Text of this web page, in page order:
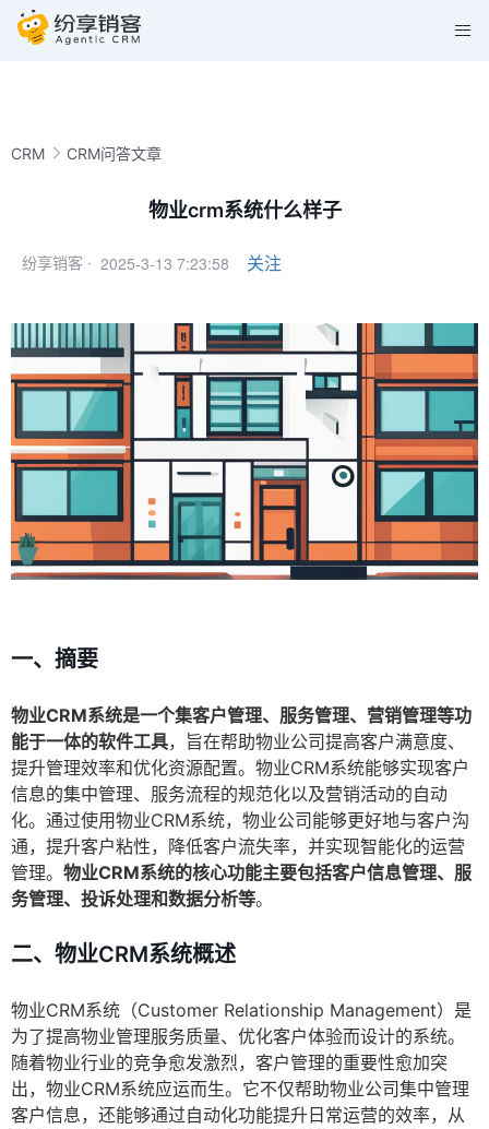
CRM CRM问答文章
物业crm系统什么样子
纷享销客 · 2025-3-13 7:23:58 关注
一、摘要
物业CRM系统是一个集客户管理、服务管理、营销管理等功
能于一体的软件工具，旨在帮助物业公司提高客户满意度、
提升管理效率和优化资源配置。物业CRM系统能够实现客户
信息的集中管理、服务流程的规范化以及营销活动的自动
化。通过使用物业CRM系统，物业公司能够更好地与客户沟
通，提升客户粘性，降低客户流失率，并实现智能化的运营
管理。 物业CRM系统的核心功能主要包括客户信息管理、服
务管理、投诉处理和数据分析等。
二、物业CRM系统概述
物业CRM系统（Customer Relationship Management）是
为了提高物业管理服务质量、优化客户体验而设计的系统。
随着物业行业的竞争愈发激烈，客户管理的重要性愈加突
出，物业CRM系统应运而生。它不仅帮助物业公司集中管理
客户信息，还能够通过自动化功能提升日常运营的效率，从